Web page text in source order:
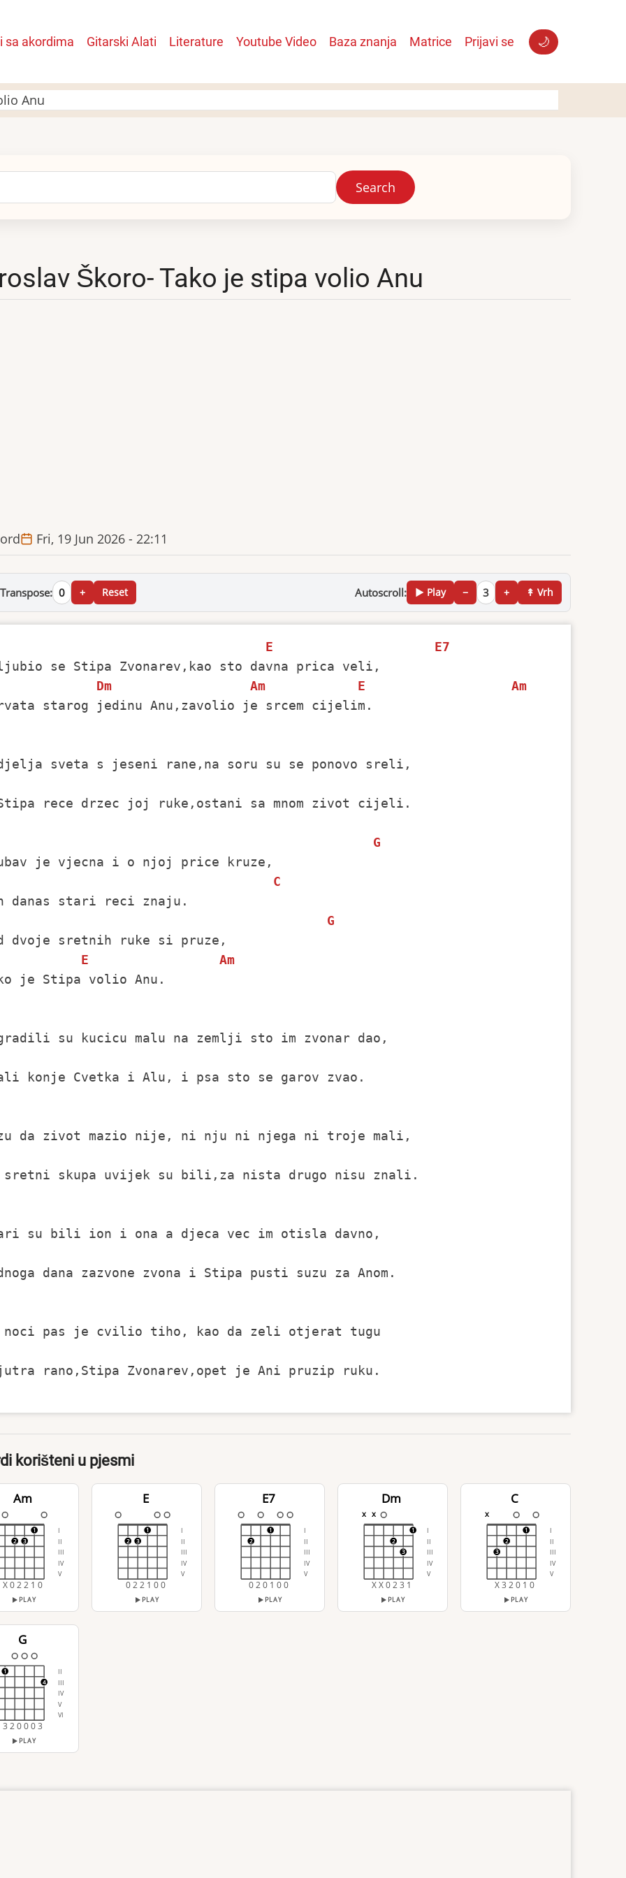
sa akordima Gitarski Alati Literature Youtube Video Baza znanja Matrice Prijavi se 🌙
Anu
Škoro- Tako je stipa volio Anu
Fri, 19 Jun 2026 - 22:11
Transpose: 0 + Reset Autoscroll: ▶ Play − 3 + ↟ Vrh
E E7
se Stipa Zvonarev,kao sto davna prica veli,
Dm
Am E
Am
starog jedinu Anu,zavolio je srcem cijelim.
sveta s jeseni rane,na soru su se ponovo sreli,
rece drzec joj ruke,ostani sa mnom zivot cijeli.
G
je vjecna i o njoj price kruze,
C
danas stari reci znaju.
G
dvoje sretnih ruke si pruze,
E
Am
je Stipa volio Anu.
su kucicu malu na zemlji sto im zvonar dao,
konje Cvetka i Alu, i psa sto se garov zvao.
da zivot mazio nije, ni nju ni njega ni troje mali,
skupa uvijek su bili,za nista drugo nisu znali.
su bili ion i ona a djeca vec im otisla davno,
dana zazvone zvona i Stipa pusti suzu za Anom.
noci pas je cvilio tiho, kao da zeli otjerat tugu
rano,Stipa Zvonarev,opet je Ani pruzip ruku.
korišteni u pjesmi
Am
I
II
III
IV
V
2 3
1
X 0 2 2 1 0
PLAY
E
I
II
III
IV
V
2 3
1
0 2 2 1 0 0
PLAY
E7
I
II
III
IV
V
2
1
0 2 0 1 0 0
PLAY
Dm
x x
I
II
III
IV
V
2
3
1
X X 0 2 3 1
PLAY
C
x
I
II
III
IV
V
3
2
1
X 3 2 0 1 0
PLAY
G
II
III
IV
V
VI
1
4
3 2 0 0 0 3
PLAY